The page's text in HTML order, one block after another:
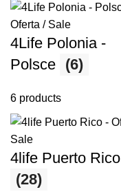
4Life Polonia -
Polsce (6)
6 products
4life Puerto Rico
(28)